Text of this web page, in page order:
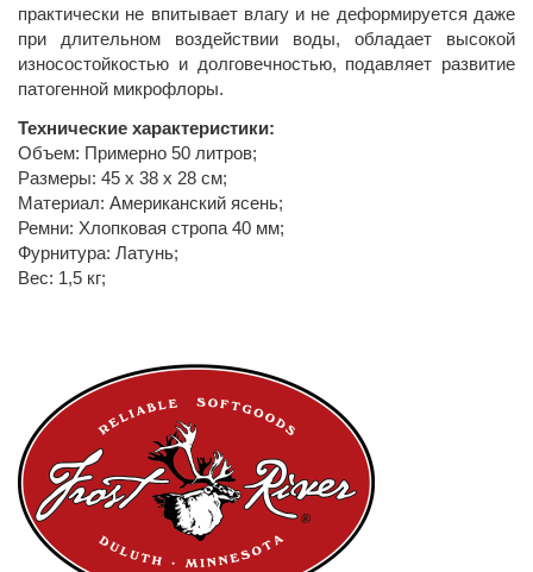
практически не впитывает влагу и не деформируется даже
при длительном воздействии воды, обладает высокой
износостойкостью и долговечностью, подавляет развитие
патогенной микрофлоры.
Технические характеристики:
Объем: Примерно 50 литров;
Размеры: 45 х 38 х 28 см;
Материал: Американский ясень;
Ремни: Хлопковая стропа 40 мм;
Фурнитура: Латунь;
Вес: 1,5 кг;